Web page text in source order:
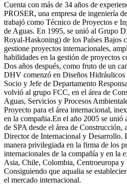
Cuenta con más de 34 años de
PROSER, una empresa de ingeniería
trabajó como Técnico de Proyectos e
de Aguas. En 1995, se unió al Grupo
Royal-Haskoning) de los Países Bajos
gestione proyectos internacionales,
habilidades en la gestión de proyectos
Dos años después, como fruto de un
DHV comenzó en Diseños
Socio y Jefe de Departamento
volvió al grupo FCC, en el área de
Aguas, Servicios y Procesos
Proyecto para el área internacional,
en la compañia.En el año 2005 se unió
de SPA desde el área de Construcción,
Director de Internacional y Desarrollo.
manera privilegiada en la firma de los
internacionales de la compañía y en la
Asia, Chile, Colombia, Centroeuropa
Consiguiendo que aqualia se
el mercado internacional.